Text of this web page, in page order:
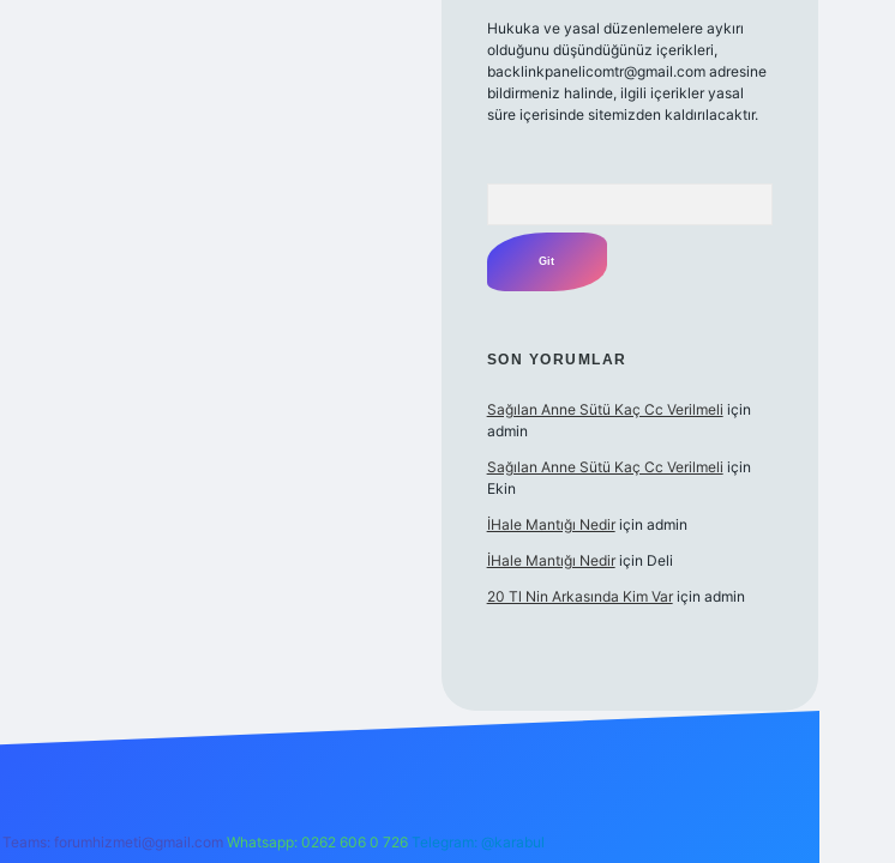
Hukuka ve yasal düzenlemelere aykırı
olduğunu düşündüğünüz içerikleri,
backlinkpanelicomtr@gmail.comadresine
bildirmeniz halinde, ilgili içerikler yasal
süre içerisinde sitemizden kaldırılacaktır.
SON YORUMLAR
Sağılan Anne Sütü Kaç Cc Verilmeli için
admin
Sağılan Anne Sütü Kaç Cc Verilmeli için
Ekin
İHale Mantığı Nediriçin admin
İHale Mantığı Nediriçin Deli
20 Tl Nin Arkasında Kim Variçin admin
Teams: forumhizmeti@gmail.com Whatsapp: 0262 606 0 726 Telegram: @karabul